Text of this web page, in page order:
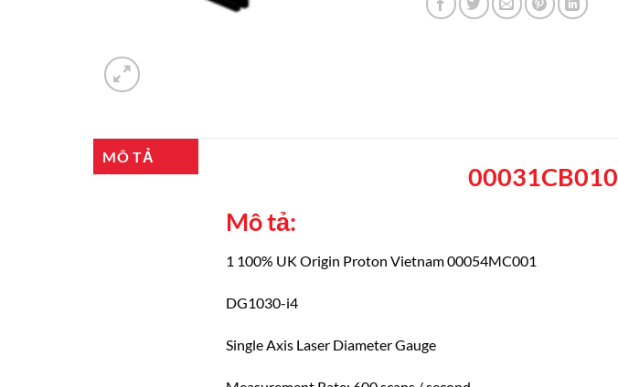
MÔ TẢ
00031CB010
Mô tả:
1 100% UK Origin Proton Vietnam 00054MC001
DG1030-i4
Single Axis Laser Diameter Gauge